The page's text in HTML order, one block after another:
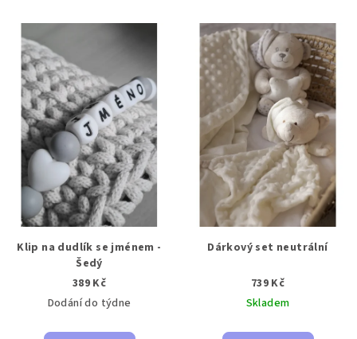
Klip na dudlík se jménem -
Šedý
389 Kč
Dodání do týdne
Dárkový set neutrální
739 Kč
Skladem